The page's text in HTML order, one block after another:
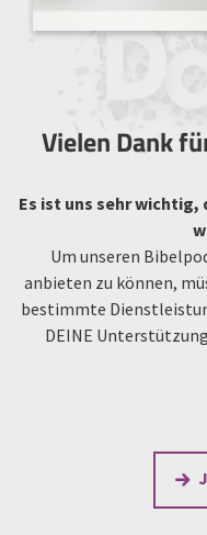
Vielen Dank
Es ist uns sehr
Um unseren
anbieten zu können,
bestimmte
DEINE